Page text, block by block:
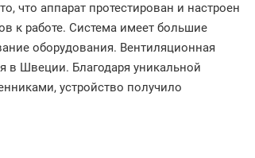
что аппарат протестирован и настроен
к работе. Система имеет большие
оборудования. Вентиляционная
в Швеции. Благодаря уникальной
устройство получило